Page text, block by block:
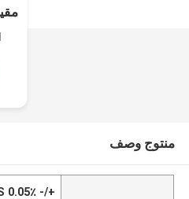
منتوج وصف